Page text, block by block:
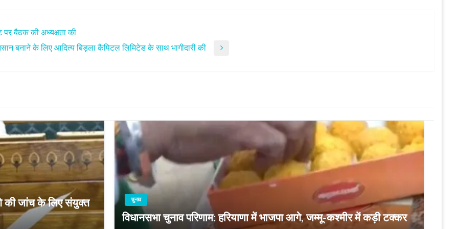
पर बैठक की अध्यक्षता की
बनाने के लिए आदित्य बिड़ला कैपिटल लिमिटेड के साथ भागीदारी की
की जांच के लिए संयुक्त
चुनाव
विधानसभा चुनाव परिणाम: हरियाणा में भाजपा आगे, जम्मू-कश्मीर में कड़ी टक्कर